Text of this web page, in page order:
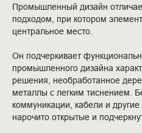
Промышленный дизайн
подходом, при котором
центральное место.
Он подчеркивает
промышленного дизайна
решения, необработанное
металлы с легким тиснением.
коммуникации, кабели и другие
нарочито открытые и